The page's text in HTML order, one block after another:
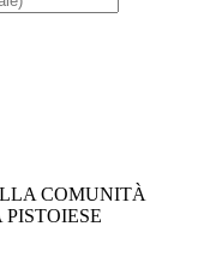
COMUNITÀ